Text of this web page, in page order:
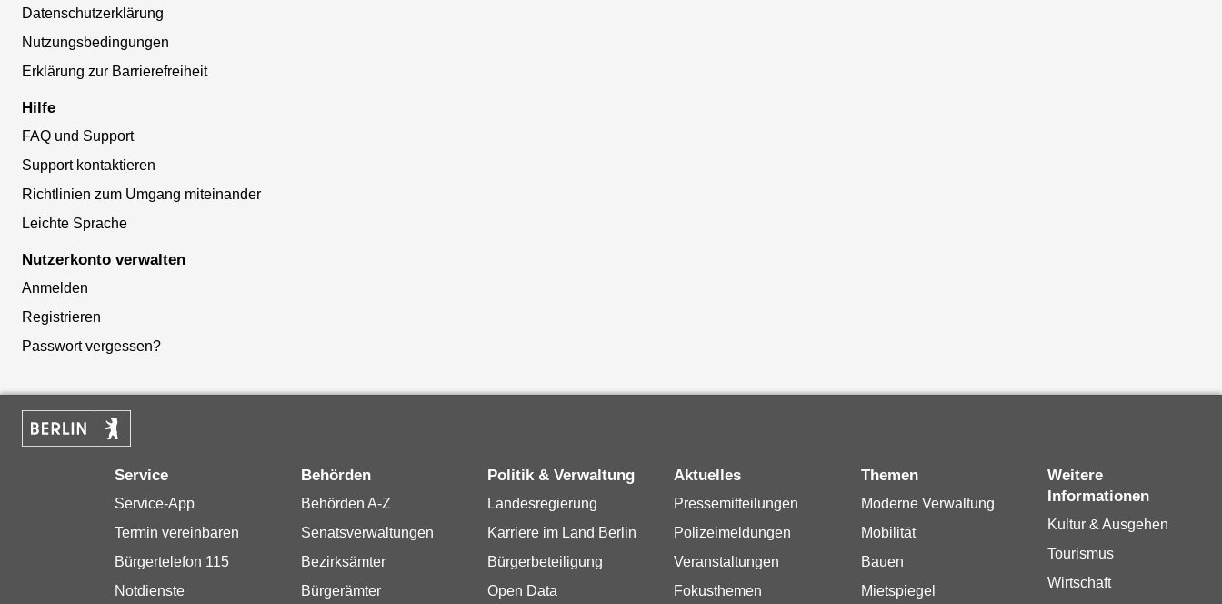
Datenschutzerklärung
Nutzungsbedingungen
Erklärung zur Barrierefreiheit
Hilfe
FAQ und Support
Support kontaktieren
Richtlinien zum Umgang miteinander
Leichte Sprache
Nutzerkonto verwalten
Anmelden
Registrieren
Passwort vergessen?
Service
Service-App
Termin vereinbaren
Bürgertelefon 115
Notdienste
Behörden
Behörden A-Z
Senatsverwaltungen
Bezirksämter
Bürgerämter
Politik & Verwaltung
Landesregierung
Karriere im Land Berlin
Bürgerbeteiligung
Open Data
Aktuelles
Pressemitteilungen
Polizeimeldungen
Veranstaltungen
Fokusthemen
Themen
Moderne Verwaltung
Mobilität
Bauen
Mietspiegel
Weitere
Informationen
Kultur & Ausgehen
Tourismus
Wirtschaft